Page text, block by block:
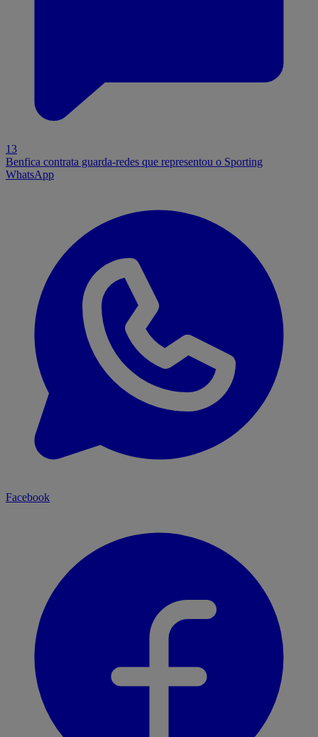
13
Benfica contrata guarda-redes que representou o Sporting
WhatsApp
Facebook